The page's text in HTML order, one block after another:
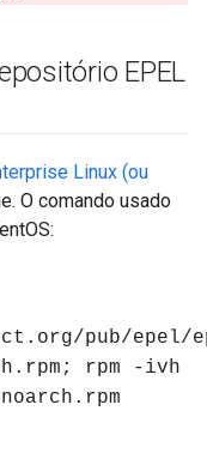
EPEL
Linux (ou
O comando usado
pub/epel/
rpm -ivh